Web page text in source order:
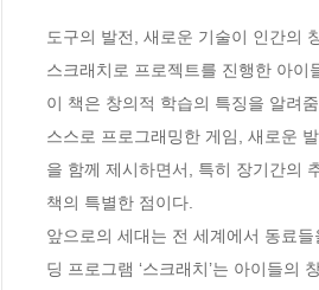
도구의 발전, 새로운 기술이 인간의
스크래치로 프로젝트를 진행한 아이
이 책은 창의적 학습의 특징을 알려
스스로 프로그래밍한 게임, 새로운
을 함께 제시하면서, 특히 장기간의
책의 특별한 점이다.
앞으로의 세대는 전 세계에서 동료
딩 프로그램 ‘스크래치’는 아이들의